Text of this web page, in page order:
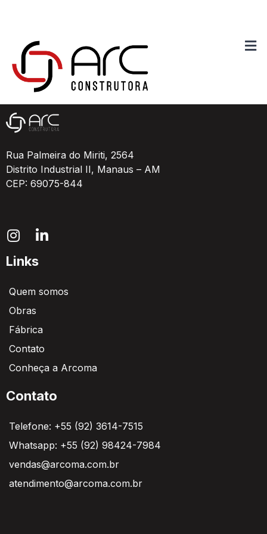
Galpão Industrial
Rua Palmeira do Miriti, 2564
Distrito Industrial II, Manaus – AM
CEP: 69075-844
Links
Quem somos
Obras
Fábrica
Contato
Conheça a Arcoma
Contato
Telefone: +55 (92) 3614-7515
Whatsapp: +55 (92) 98424-7984
vendas@arcoma.com.br
atendimento@arcoma.com.br